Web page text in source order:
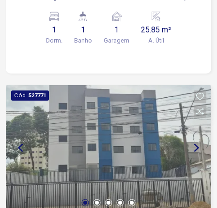
comércios em geral.
1
Dorm.
1
Banho
1
Garagem
25.85 m²
A. Útil
Cód. 527771